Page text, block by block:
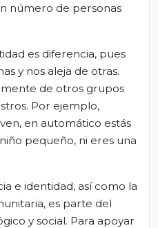
número de personas
es diferencia, pues
y nos aleja de otras.
de otros grupos
Por ejemplo,
en automático estás
pequeño, ni eres una
e identidad, así como la
es parte del
y social. Para apoyar